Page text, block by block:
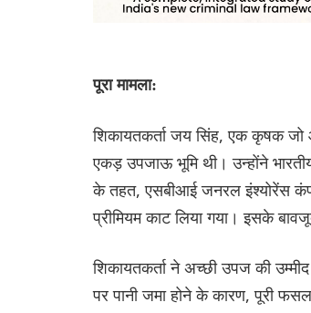
पूरा मामला:
शिकायतकर्ता जय सिंह, एक कृषक जो
एकड़ उपजाऊ भूमि थी। उन्होंने
के तहत, एसबीआई जनरल इंश्योरेंस
प्रीमियम काट लिया गया। इसके
शिकायतकर्ता ने अच्छी उपज की
पर पानी जमा होने के कारण, पूरी